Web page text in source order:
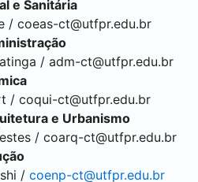
e Sanitária
/ coeas-ct@utfpr.edu.br
/ adm-ct@utfpr.edu.br
/ coqui-ct@utfpr.edu.br
e Urbanismo
/ coarq-ct@utfpr.edu.br
/ coenp-ct@utfpr.edu.br